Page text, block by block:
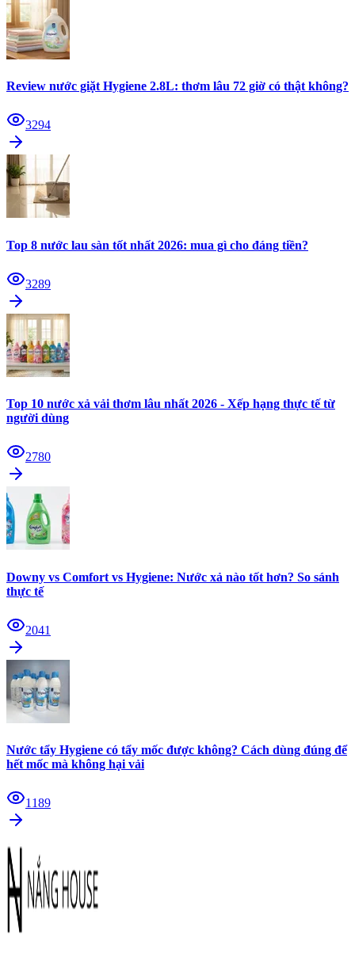
Review nước giặt Hygiene 2.8L: thơm lâu 72 giờ có thật không?
3294
Top 8 nước lau sàn tốt nhất 2026: mua gì cho đáng tiền?
3289
Top 10 nước xả vải thơm lâu nhất 2026 - Xếp hạng thực tế từ
người dùng
2780
Downy vs Comfort vs Hygiene: Nước xả nào tốt hơn? So sánh
thực tế
2041
Nước tẩy Hygiene có tẩy mốc được không? Cách dùng đúng để
hết mốc mà không hại vải
1189